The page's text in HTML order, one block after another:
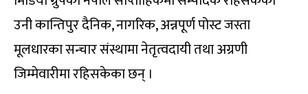
उनी कान्तिपुर दैनिक, नागरिक, अन्नपूर्ण पोस्ट जस्ता
मूलधारका सन्चार संस्थामा नेतृत्वदायी तथा अग्रणी
जिम्मेवारीमा रहिसकेका छन् ।